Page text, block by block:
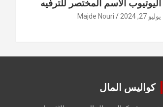
اليوتيوب الاسم المختصر للترفيه
يوليو 27, 2024 Majde Nouri
كواليس المال